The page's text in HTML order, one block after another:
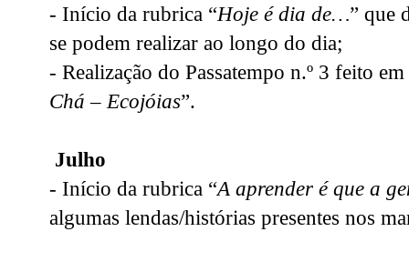
- Início da rubrica “Hoje é dia de…” que
se podem realizar ao longo do dia;
- Realização do Passatempo n.º 3 feito
Chá – Ecojóias”.
Julho
- Início da rubrica “A aprender é que a
algumas lendas/histórias presentes nos